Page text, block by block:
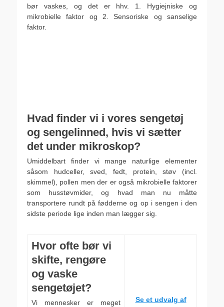
bør vaskes, og det er hhv. 1. Hygiejniske og
mikrobielle faktor og 2. Sensoriske og sanselige
faktor.
Hvad finder vi i vores sengetøj
og sengelinned, hvis vi sætter
det under mikroskop?
Umiddelbart finder vi mange naturlige elementer
såsom hudceller, sved, fedt, protein, støv (incl.
skimmel), pollen men der er også mikrobielle faktorer
som husstøvmider, og hvad man nu måtte
transportere rundt på fødderne og op i sengen i den
sidste periode lige inden man lægger sig.
Hvor ofte bør vi
skifte, rengøre
og vaske
sengetøjet?
Vi mennesker er meget
Se et udvalg af